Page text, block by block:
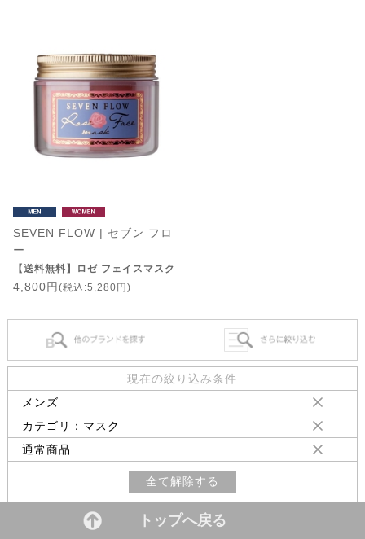
SEVEN FLOW | セブン フロ
ー
【送料無料】ロゼ フェイスマスク
4,800円 (税込:5,280円)
現在の絞り込み条件
メンズ
カテゴリ：マスク
通常商品
全て解除する
トップへ戻る